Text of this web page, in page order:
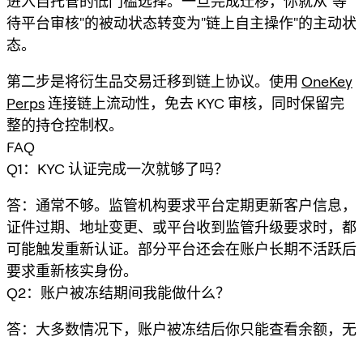
待平台审核"的被动状态转变为"链上自主操作"的主动状
态。
第二步是将衍生品交易迁移到链上协议。使用 OneKey
Perps连接链上流动性，免去 KYC 审核，同时保留完
整的持仓控制权。
FAQ
Q1：KYC 认证完成一次就够了吗？
答：通常不够。监管机构要求平台定期更新客户信息，
证件过期、地址变更、或平台收到监管升级要求时，都
可能触发重新认证。部分平台还会在账户长期不活跃后
要求重新核实身份。
Q2：账户被冻结期间我能做什么？
答：大多数情况下，账户被冻结后你只能查看余额，无